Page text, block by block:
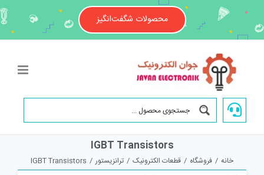
content
محصولات شگفت‌انگیز
IGBT Transistors
خانه / فروشگاه / قطعات الکترونیک / ترانزیستور /
IGBT Transistors